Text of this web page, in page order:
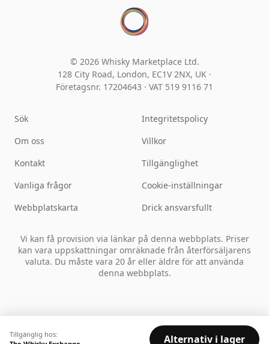
Tillgänglig hos:
Alternativ i lager
© 2026 Whisky Marketplace Ltd.
128 City Road, London, EC1V 2NX, UK ·
Företagsnr. 17204643 · VAT 519 9116 71
Sök
Om oss
Kontakt
Vanliga frågor
Webbplatskarta
Integritetspolicy
Villkor
Tillgänglighet
Cookie-inställningar
Drick ansvarsfullt
Vi kan få provision via länkar på denna webbplats. Priser
kan vara uppskattningar omräknade från återförsäljarens
valuta. Du måste vara 20 år eller äldre för att använda
denna webbplats.